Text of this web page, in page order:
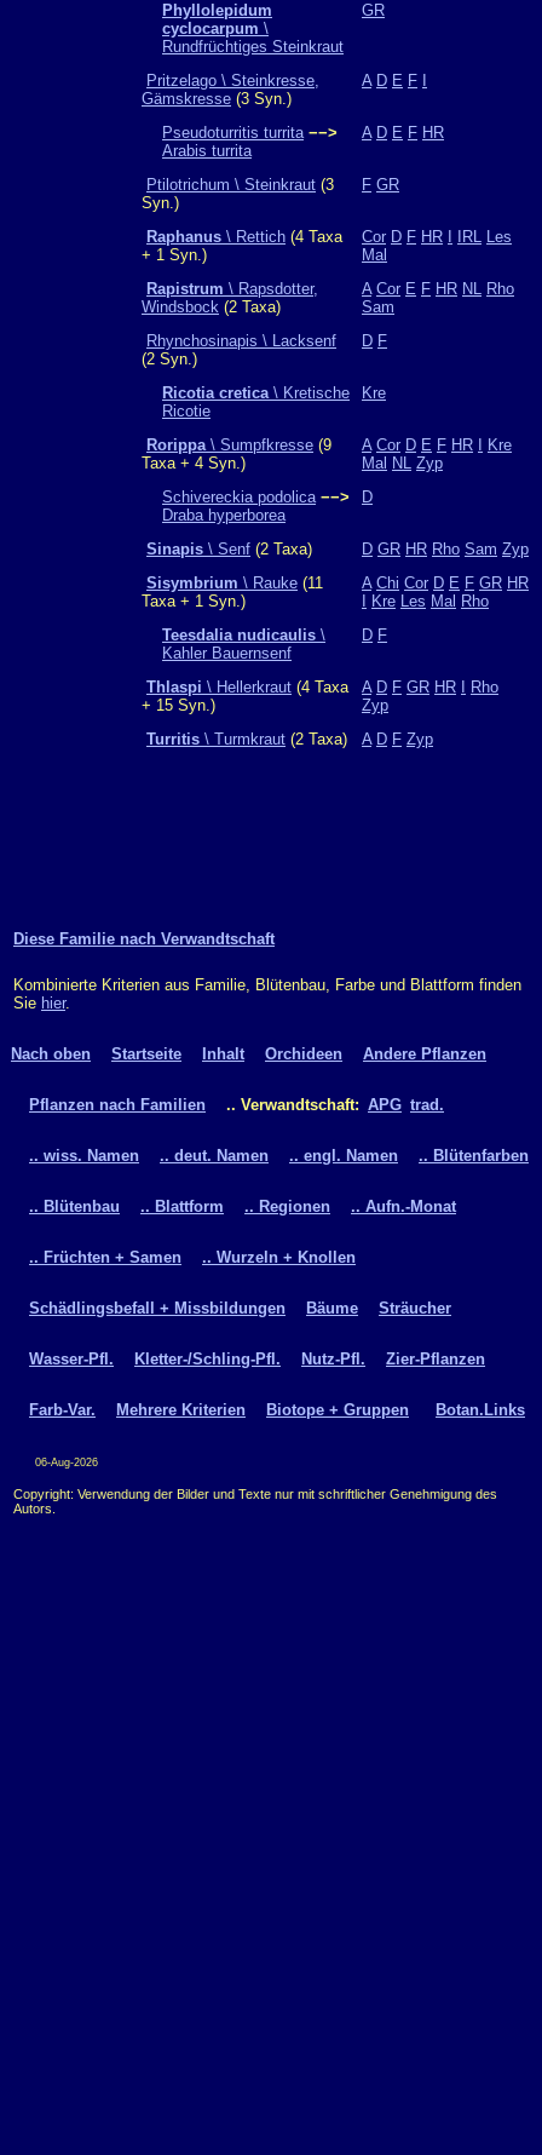
Phyllolepidum
cyclocarpum \
Rundfrüchtiges Steinkraut
GR
Pritzelago \ Steinkresse,
Gämskresse (3 Syn.)
A D E F
Pseudoturritis turrita −−>
Arabis turrita
A D E F HR
Ptilotrichum \ Steinkraut (3
Syn.)
F GR
Raphanus \ Rettich (4 Taxa
+ 1 Syn.)
Cor D F HR IRL Les
Mal
Rapistrum \ Rapsdotter,
Windsbock (2 Taxa)
A Cor E F HR NL Rho
Sam
Rhynchosinapis \ Lacksenf
(2 Syn.)
D F
Ricotia cretica\ Kretische
Ricotie
Kre
Rorippa\ Sumpfkresse (9
Taxa + 4 Syn.)
A Cor D E F HR
Kre
Mal NL Zyp
Schivereckia podolica −−>
Draba hyperborea
D
Sinapis \ Senf (2 Taxa) D GR HR Rho Sam Zyp
Sisymbrium \ Rauke (11
Taxa + 1 Syn.)
A Chi Cor D E F GR HR
Kre Les Mal Rho
Teesdalia nudicaulis \
Kahler Bauernsenf
D F
Thlaspi \ Hellerkraut (4 Taxa
+ 15 Syn.)
A D F GR HR
Rho
Zyp
Turritis \ Turmkraut (2 Taxa) A D F Zyp
Diese Familie nach Verwandtschaft
Kombinierte Kriterien aus Familie, Blütenbau, Farbe und Blattform finden
Sie hier.
Nach oben Startseite Inhalt Orchideen Andere Pflanzen
Pflanzen nach Familien .. Verwandtschaft: APG trad.
.. wiss. Namen .. deut. Namen .. engl. Namen .. Blütenfarben
.. Blütenbau .. Blattform .. Regionen .. Aufn.-Monat
.. Früchten + Samen .. Wurzeln + Knollen
Schädlingsbefall + Missbildungen Bäume Sträucher
Wasser-Pfl. Kletter-/Schling-Pfl. Nutz-Pfl. Zier-Pflanzen
Farb-Var. Mehrere Kriterien Biotope + Gruppen Botan.Links
06-Aug-2026
Copyright: Verwendung der Bilder und Texte nur mit schriftlicher Genehmigung des
Autors.